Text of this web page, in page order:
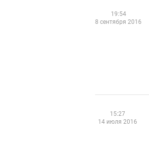
19:54
8 сентября 2016
15:27
14 июля 2016